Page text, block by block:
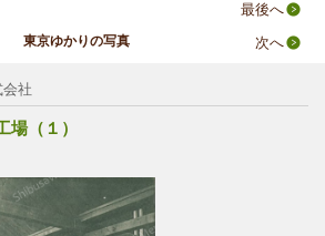
最後へ
東京ゆかりの写真 次へ
社
場（１）